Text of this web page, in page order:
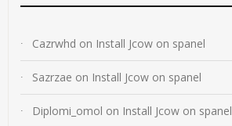
Cazrwhd on Install Jcow on spanel
Sazrzae on Install Jcow on spanel
Diplomi_omol on Install Jcow on spanel